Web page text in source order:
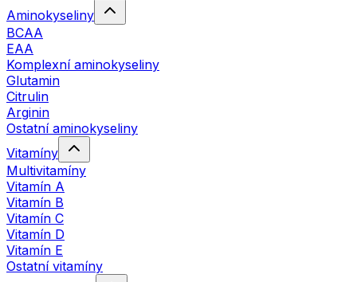
Aminokyseliny
BCAA
EAA
Komplexní aminokyseliny
Glutamin
Citrulin
Arginin
Ostatní aminokyseliny
Vitamíny
Multivitamíny
Vitamín A
Vitamín B
Vitamín C
Vitamín D
Vitamín E
Ostatní vitamíny